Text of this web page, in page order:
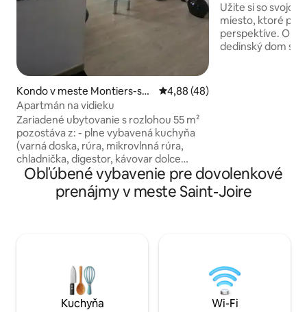
Kondo v meste Montiers-sur
-Saulx
Priemerné ohodnotenie 4,88
4,88 (48)
Apartmán na vidieku
Zariadené ubytovanie s rozlohou 55 m²
pozostáva z: - plne vybavená kuchyňa
(varná doska, rúra, mikrovlnná rúra,
chladnička, digestor, kávovar dolce
gusto, riad, vysávač...); - Obývacia
izba/obývacia izba: pohovka/posteľ,
konferenčný stolík, televízor,
jeden vonkajší priestor: trávnik Posteľná
bielizeň a uteráky sú zahrnuté v cene
ubytovania.
Užite si so svojou
miesto, ktoré
perspektíve. Objavte tento krásny
dedinský dom s
dispozícii
Obľúbené vybavenie pre dovolenkové
prenájmy v meste Saint-Joire
Kuchyňa Wi-Fi